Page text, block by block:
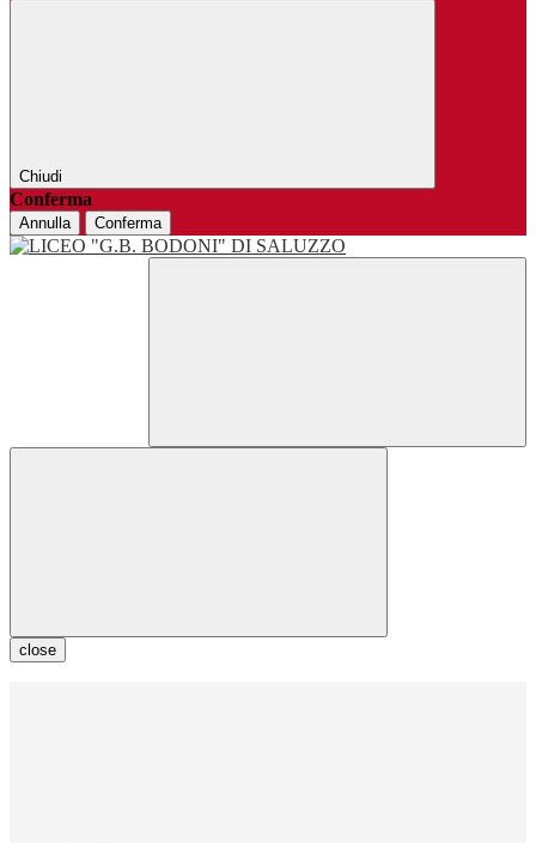
Chiudi
Conferma
Annulla Conferma
close